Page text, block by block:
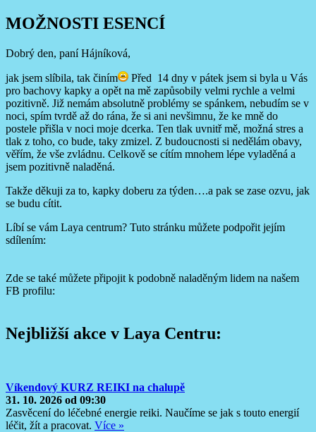
MOŽNOSTI ESENCÍ
Dobrý den, paní Hájníková,
jak jsem slíbila, tak činím
Před 14 dny v pátek jsem si byla u Vás
pro bachovy kapky a opět na mě zapůsobily velmi rychle a velmi
pozitivně. Již nemám absolutně problémy se spánkem, nebudím se v
noci, spím tvrdě až do rána, že si ani nevšimnu, že ke mně do
postele přišla v noci moje dcerka. Ten tlak uvnitř mě, možná stres a
tlak z toho, co bude, taky zmizel. Z budoucnosti si nedělám obavy,
věřím, že vše zvládnu. Celkově se cítím mnohem lépe vyladěná a
jsem pozitivně naladěná.
Takže děkuji za to, kapky doberu za týden….a pak se zase ozvu, jak
se budu cítit.
Líbí se vám Laya centrum? Tuto stránku můžete podpořit jejím
sdílením:
Zde se také můžete připojit k podobně naladěným lidem na našem
FB profilu:
Nejbližší akce v Laya Centru:
Víkendový KURZ REIKI na chalupě
31. 10. 2026 od 09:30
Zasvěcení do léčebné energie reiki. Naučíme se jak s touto energií
léčit, žít a pracovat. Více »